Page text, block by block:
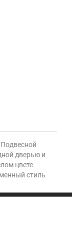
дверью и
цвете
стиль